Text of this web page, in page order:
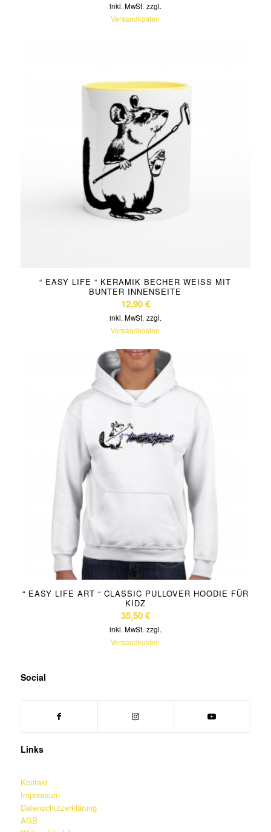
inkl. MwSt. zzgl.
Versandkosten
“ EASY LIFE “ KERAMIK BECHER WEISS MIT B
UNTER INNENSEITE
12,90€
inkl. MwSt. zzgl.
Versandkosten
“ EASY LIFE ART “ CLASSIC PULLOVER HOODIE FÜR
KIDZ
35,50€
inkl. MwSt. zzgl.
Versandkosten
Social
Links
Kontakt
Impressum
Datenschutzerklärung
AGB